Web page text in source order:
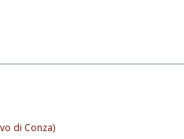
di Conza)